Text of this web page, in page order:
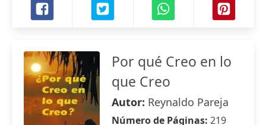
Por qué Creo en lo
que Creo
Autor: Reynaldo Pareja
Número de Páginas: 219